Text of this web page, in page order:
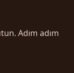
Adım adım